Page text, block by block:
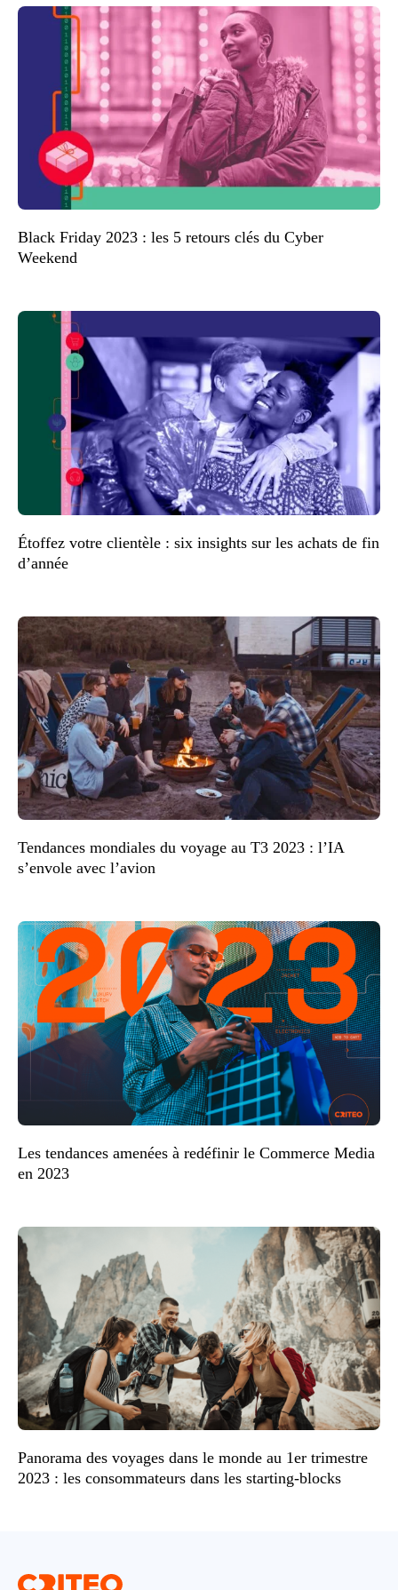
Black Friday 2023 : les 5 retours clés du Cyber
Weekend
Étoffez votre clientèle : six insights sur les achats de fin
d’année
Tendances mondiales du voyage au T3 2023 : l’IA
s’envole avec l’avion
Les tendances amenées à redéfinir le Commerce Media
en 2023
Panorama des voyages dans le monde au 1er trimestre
2023 : les consommateurs dans les starting-blocks